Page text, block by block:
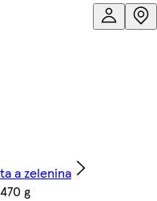
a zelenina
g